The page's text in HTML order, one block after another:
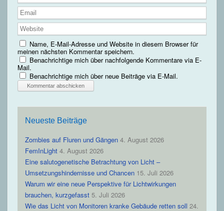
Name, E-Mail-Adresse und Website in diesem Browser für
meinen nächsten Kommentar speichern.
Benachrichtige mich über nachfolgende Kommentare via E-
Mail.
Benachrichtige mich über neue Beiträge via E-Mail.
Neueste Beiträge
Zombies auf Fluren und Gängen 4. August 2026
FemInLight 4. August 2026
Eine salutogenetische Betrachtung von Licht –
Umsetzungshindernisse und Chancen 15. Juli 2026
Warum wir eine neue Perspektive für Lichtwirkungen
brauchen, kurzgefasst 5. Juli 2026
Wie das Licht von Monitoren kranke Gebäude retten soll 24.